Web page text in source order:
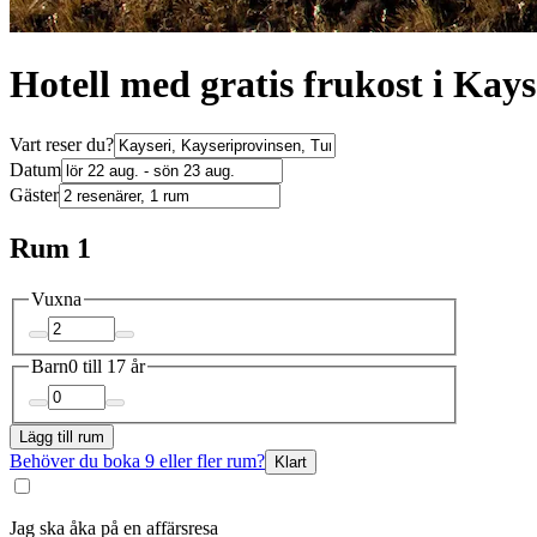
Hotell med gratis frukost i
Vart reser du?
Datum
Gäster
Rum 1
Vuxna
Barn0 till 17 år
Lägg till rum
Behöver du boka 9 eller fler rum? Klart
Jag ska åka på en affärsresa